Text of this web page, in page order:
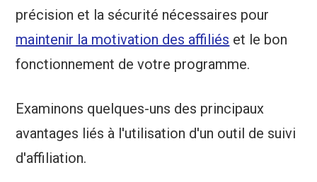
précision et la sécurité nécessaires pour
maintenir la motivation des affiliés et le bon
fonctionnement de votre programme.
Examinons quelques-uns des principaux
avantages liés à l'utilisation d'un outil de suivi
d'affiliation.